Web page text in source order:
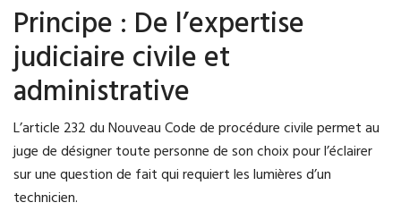
Principe : De l’expertise
judiciaire civile et
administrative
L’article 232 du Nouveau Code de procédure civile permet au
juge de désigner toute personne de son choix pour l’éclairer
sur une question de fait qui requiert les lumières d’un
technicien.